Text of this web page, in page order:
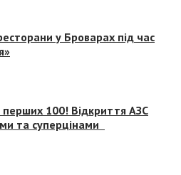
у Броварах під час
перших 100! Відкриття АЗС
та суперцінами